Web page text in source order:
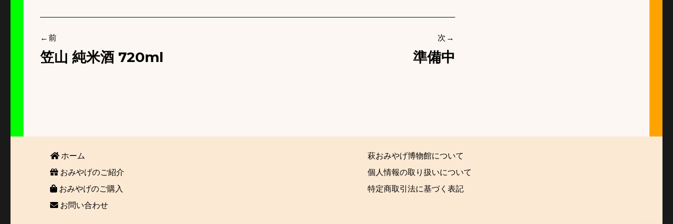
稿
シ
ョ
ン
前
笠山 純米酒 720ml
次
準備中
ホーム
おみやげのご紹介
おみやげのご購入
お問い合わせ
萩おみやげ博物館について
個人情報の取り扱いについて
特定商取引法に基づく表記